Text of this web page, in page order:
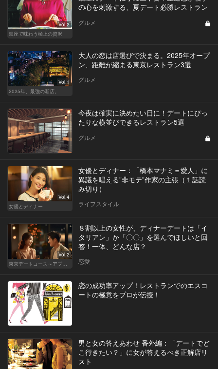
Vol.2
銀座で味わう極上の贅沢
の心を刺激する、夏デート必勝レストラン
グルメ
Vol.1
2025年、最強の新店。
大人の恋は店選びで決まる。2025年オープ
ン、距離が縮まる東京レストラン3選
グルメ
今夜は確実に決めたい日に！デートにぴっ
たりな横並びできるレストラン5選
グルメ
Vol.4
女優とディナー
女優とディナー：「橋本マナミ＝愛人」に
異議を唱える”非モテ”作家の主張（１話読
み切り）
ライフスタイル
Vol.2
８割以上の女性が、ディナーデートは「イ
タリアン」か「〇〇」を選んでほしいと回
答！一体、どんな店？
恋愛
恋の成功率アップ！レストランでのエスコ
ートの極意をプロが伝授！
男と女の答えあわせ 番外編：「デートでど
こ行きたい？」に女が答えるべき正解店リ
スト